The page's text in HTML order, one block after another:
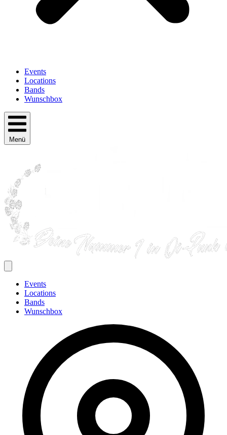
Events
Locations
Bands
Wunschbox
Menü
Events
Locations
Bands
Wunschbox